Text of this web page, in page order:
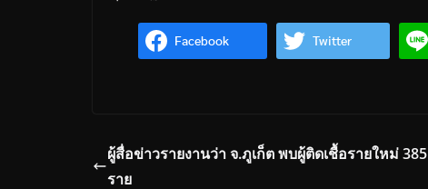
Facebook Twitter
ผู้สื่อข่าวรายงานว่า จ.ภูเก็ต พบผู้ติดเชื้อรายใหม่ 385
ราย